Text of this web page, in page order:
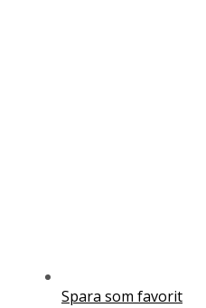
Spara som favorit